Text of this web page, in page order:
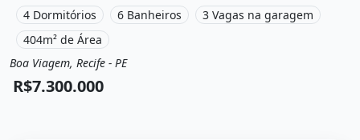
Playground, Salão de jogos e está localizado em Avenida Boa
Viagem, Recife, Pe à venda por R$7.300.000.
4 Dormitórios 6 Banheiros
3 Vagas na garagem
404m² de Área
Venda
Apartamento
Boa Viagem, Recife - PE
R$7.300.000